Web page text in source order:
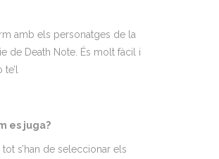
amb els personatges de la
de Death Note. És molt fàcil i
te’l
es juga?
tot s’han de seleccionar els